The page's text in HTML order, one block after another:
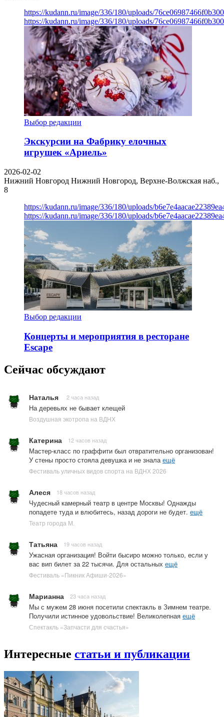
https://kudann.ru/image/336/180/uploads/
https://kudann.ru/image/336/180/uploads/
Выбор редакции
Экскурсии на Фабрику елочных
игрушек «Ариель»
2026-02-02
Нижний Новгород Нижний Новгород, Верхне-Волжская наб.,
8
https://kudann.ru/image/336/180/uploads/
https://kudann.ru/image/336/180/uploads/
Выбор редакции
Концерты и мероприятия в ресторане
Escape
Сейчас обсуждают
Наталья 2 часа назад
На деревьях не бывает клещей
Воздушная экотропа на ВДНХ
Катерина 12 часов назад
Мастер-класс по граффити был отвратительно организован!
У стены просто стояла девушка и не знала ещё
Фестиваль уличных видов спорта на ВДНХ 2026
Алеся 18 часов назад
Чудесный камерный театр в центре Москвы! Однажды
попадете туда и влюбитесь, назад дороги не будет. ещё
Театр города М.
Татьяна 19 часов назад
Ужасная организация! Войти бысиро можно только, если у
вас вип билет за 22 тысячи. Для остальных ещё
Фестиваль «Пикник Афиши-2026»
Марианна 23 часа назад
Мы с мужем 28 июня посетили спектакль в Зимнем театре.
Получили истинное удовольствие! Великолепная ещё
Спектакль «Запчасти для счастья»
Интересные статьи и публикации